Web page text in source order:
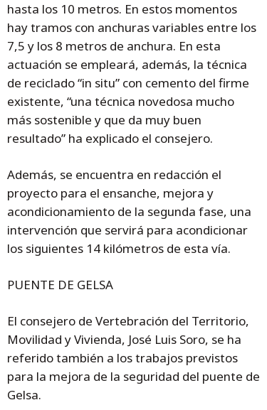
hasta los 10 metros. En estos momentos
hay tramos con anchuras variables entre los
7,5 y los 8 metros de anchura. En esta
actuación se empleará, además, la técnica
de reciclado “in situ” con cemento del firme
existente, “una técnica novedosa mucho
más sostenible y que da muy buen
resultado” ha explicado el consejero.
Además, se encuentra en redacción el
proyecto para el ensanche, mejora y
acondicionamiento de la segunda fase, una
intervención que servirá para acondicionar
los siguientes 14 kilómetros de esta vía.
PUENTE DE GELSA
El consejero de Vertebración del Territorio,
Movilidad y Vivienda, José Luis Soro, se ha
referido también a los trabajos previstos
para la mejora de la seguridad del puente de
Gelsa.